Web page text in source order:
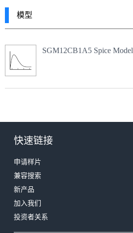
模型
SGM12CB1A5 Spice Model
快速链接
申请样片
兼容搜索
新产品
加入我们
投资者关系